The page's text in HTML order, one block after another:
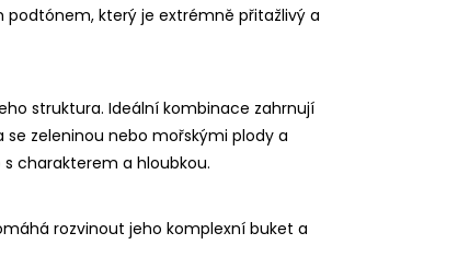
podtónem, který je extrémně přitažlivý a
struktura. Ideální kombinace zahrnují
zeleninou nebo mořskými plody a
charakterem a hloubkou.
rozvinout jeho komplexní buket a